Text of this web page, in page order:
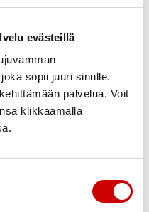
evästeillä
sopii juuri sinulle.
palvelua. Voit
klikkaamalla
oireita.
luonnossa
stressiä ja parantaa
turvallisesta
Reipas liikunta